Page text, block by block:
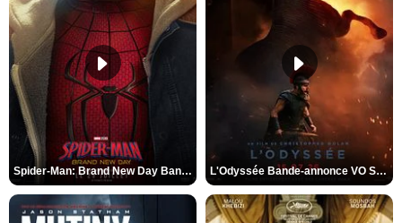
Spider-Man: Brand New Day Bande-annonce VO STFR L'Odyssée Bande-annonce VO STFR